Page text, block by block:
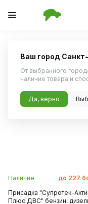
Поиск по артикулу
Бренд
Наличие до 227
Присадка "Супротек-
Плюс ДВС" бензин,
Ваш город
От выбранного
наличие товара и
Да, верно